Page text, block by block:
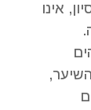
אינו